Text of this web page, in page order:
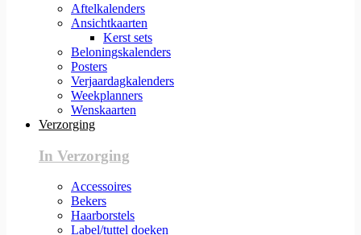
Aftelkalenders
Ansichtkaarten
Kerst sets
Beloningskalenders
Posters
Verjaardagkalenders
Weekplanners
Wenskaarten
Verzorging
In Verzorging
Accessoires
Bekers
Haarborstels
Label/tuttel doeken